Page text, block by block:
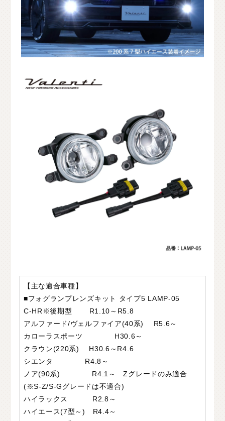
【主な適合車種】
■フォグランプレンズキット タイプ5 LAMP-05
C-HR※後期型 R1.10～R5.8
アルファード/ヴェルファイア(40系) R5.6～
カローラスポーツ H30.6～
クラウン(220系) H30.6～R4.6
シエンタ R4.8～
ノア(90系) R4.1～ Zグレードのみ適合
(※S-Z/S-Gグレードは不適合)
ハイラックス R2.8～
ハイエース(7型～) R4.4～